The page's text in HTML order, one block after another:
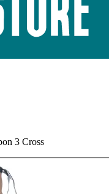
3 Cross